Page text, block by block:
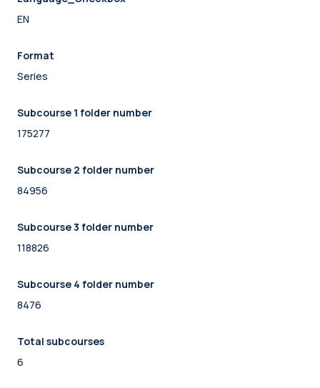
EN
Format
Series
Subcourse 1 folder number
175277
Subcourse 2 folder number
84956
Subcourse 3 folder number
118826
Subcourse 4 folder number
8476
Total subcourses
6